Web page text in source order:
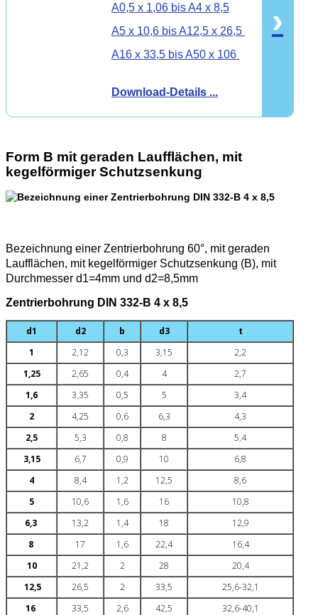
A0,5 x 1,06 bis A4 x 8,5
A5 x 10,6 bis A12,5 x 26,5
A16 x 33,5 bis A50 x 106
Download-Details ...
›
Form B mit geraden Laufflächen, mit
kegelförmiger Schutzsenkung
Bezeichnung einer Zentrierbohrung 60°, mit geraden
Laufflächen, mit kegelförmiger Schutzsenkung (B), mit
Durchmesser d1=4mm und d2=8,5mm
Zentrierbohrung DIN 332-B 4 x 8,5
d1 d2 b d3
t
1
2,12 0,3 3,15
2,2
1,25
2,65 0,4 4
2,7
1,6
3,35 0,5 5
3,4
2
4,25 0,6 6,3
4,3
2,5
5,3 0,8 8
5,4
3,15
6,7 0,9 10
6,8
4
8,4 1,2 12,5
8,6
5
10,6 1,6 16
10,8
6,3
13,2 1,4 18
12,9
8
17 1,6 22,4
16,4
10
21,2 2 28
20,4
12,5
26,5 2 33,5
25,6-32,1
16
33,5 2,6 42,5
32,6-40,1